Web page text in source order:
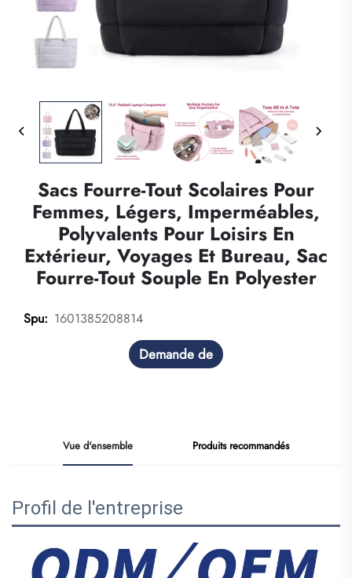
Sacs Fourre-Tout Scolaires Pour
Femmes, Légers, Imperméables,
Polyvalents Pour Loisirs En
Extérieur, Voyages Et Bureau, Sac
Fourre-Tout Souple En Polyester
Spu: 1601385208814
Demande de
Vue d'ensemble Produits recommandés
Profil de l'entreprise